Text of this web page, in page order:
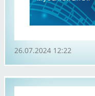
26.07.2024 12:22